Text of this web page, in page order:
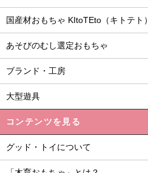
国産材おもちゃ KItoTEto（キトテト）
あそびのむし選定おもちゃ
ブランド・工房
大型遊具
コンテンツを見る
グッド・トイについて